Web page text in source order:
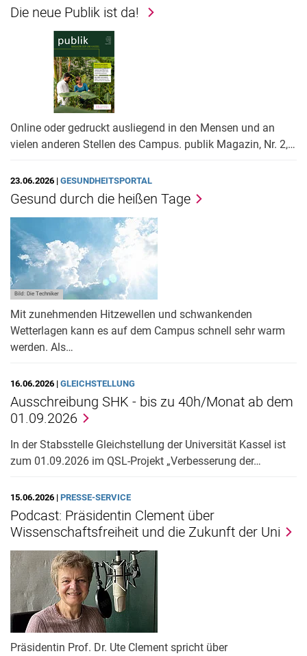
Die neue Publik ist da!
Online oder gedruckt ausliegend in den Mensen und an
vielen anderen Stellen des Campus. publik Magazin, Nr. 2,…
23.06.2026 | GESUNDHEITSPORTAL
Gesund durch die heißen Tage
Bild: Die Techniker
Mit zunehmenden Hitzewellen und schwankenden
Wetterlagen kann es auf dem Campus schnell sehr warm
werden. Als…
16.06.2026 | GLEICHSTELLUNG
Ausschreibung SHK - bis zu 40h/Monat ab dem
01.09.2026
In der Stabsstelle Gleichstellung der Universität Kassel ist
zum 01.09.2026 im QSL-Projekt „Verbesserung der…
15.06.2026 | PRESSE-SERVICE
Podcast: Präsidentin Clement über
Wissenschaftsfreiheit und die Zukunft der Uni
Präsidentin Prof. Dr. Ute Clement spricht über